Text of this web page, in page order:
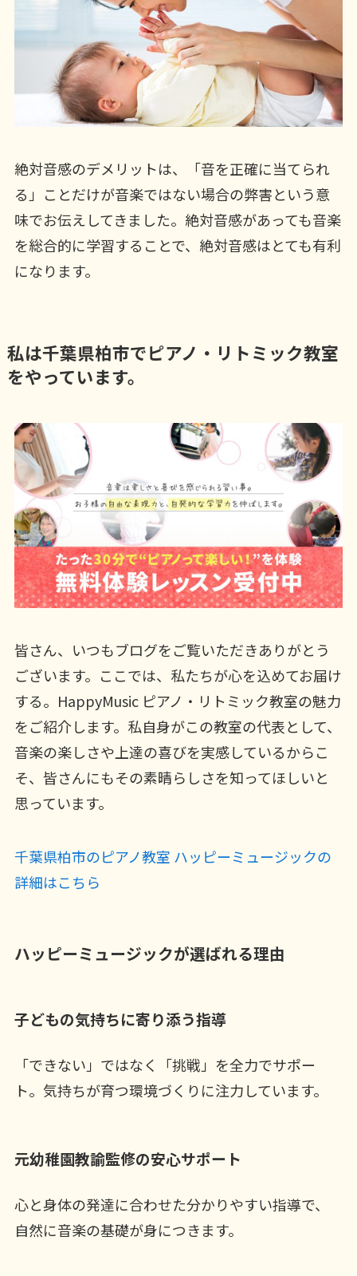
絶対音感のデメリットは、「音を正確に当てられ
る」ことだけが音楽ではない場合の弊害という意
味でお伝えしてきました。絶対音感があっても音楽
を総合的に学習することで、絶対音感はとても有利
になります。
私は千葉県柏市でピアノ・リトミック教室
をやっています。
皆さん、いつもブログをご覧いただきありがとう
ございます。ここでは、私たちが心を込めてお届け
する。HappyMusic ピアノ・リトミック教室の魅力
をご紹介します。私自身がこの教室の代表として、
音楽の楽しさや上達の喜びを実感しているからこ
そ、皆さんにもその素晴らしさを知ってほしいと
思っています。
千葉県柏市のピアノ教室 ハッピーミュージックの
詳細はこちら
ハッピーミュージックが選ばれる理由
子どもの気持ちに寄り添う指導
「できない」ではなく「挑戦」を全力でサポー
ト。気持ちが育つ環境づくりに注力しています。
元幼稚園教諭監修の安心サポート
心と身体の発達に合わせた分かりやすい指導で、
自然に音楽の基礎が身につきます。